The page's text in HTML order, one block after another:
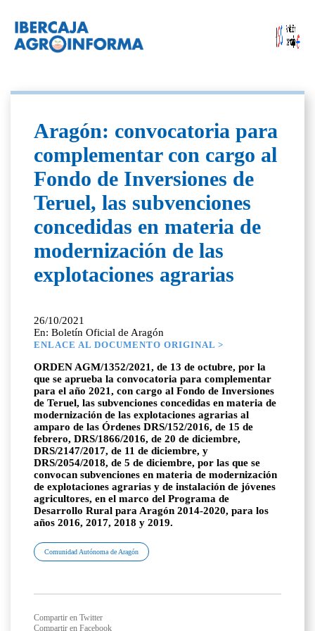
Aragón: convocatoria para
complementar con cargo al
Fondo de Inversiones de
Teruel, las subvenciones
concedidas en materia de
modernización de las
explotaciones agrarias
26/10/2021
En: Boletín Oficial de Aragón
ENLACE AL DOCUMENTO ORIGINAL >
ORDEN AGM/1352/2021, de 13 de octubre, por la
que se aprueba la convocatoria para complementar
para el año 2021, con cargo al Fondo de Inversiones
de Teruel, las subvenciones concedidas en materia de
modernización de las explotaciones agrarias al
amparo de las Órdenes DRS/152/2016, de 15 de
febrero, DRS/1866/2016, de 20 de diciembre,
DRS/2147/2017, de 11 de diciembre, y
DRS/2054/2018, de 5 de diciembre, por las que se
convocan subvenciones en materia de modernización
de explotaciones agrarias y de instalación de jóvenes
agricultores, en el marco del Programa de
Desarrollo Rural para Aragón 2014-2020, para los
años 2016, 2017, 2018 y 2019.
Comunidad Autónoma de Aragón
Compartir en Twitter
Compartir en Facebook